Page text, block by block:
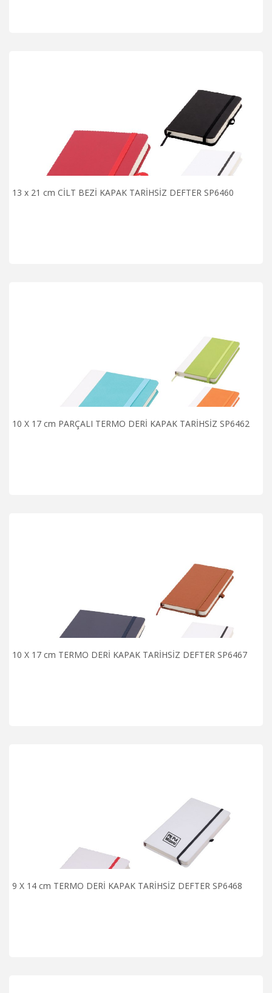
13 x 21 cm CİLT BEZİ KAPAK TARİHSİZ DEFTER SP6460
10 X 17 cm PARÇALI TERMO DERİ KAPAK TARİHSİZ SP6462
10 X 17 cm TERMO DERİ KAPAK TARİHSİZ DEFTER SP6467
9 X 14 cm TERMO DERİ KAPAK TARİHSİZ DEFTER SP6468